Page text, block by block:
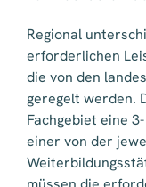
Regional
erforderlichen
die von den
geregelt werden.
Fachgebiet eine
einer von der